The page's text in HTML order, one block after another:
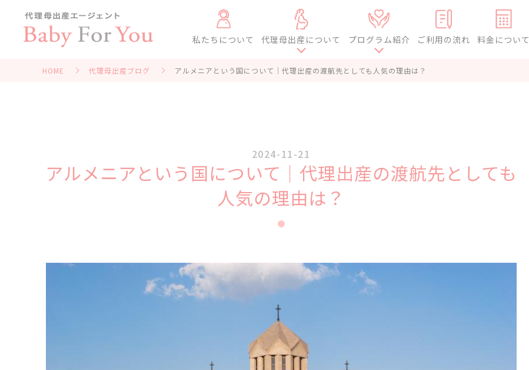
私たちについて 代理母出産について プログラム紹介 ご利用の流れ 料金について
HOME 代理母出産ブログ アルメニアという国について｜代理出産の渡航先としても人気の理由は？
2024-11-21
アルメニアという国について｜代理出産の渡航先としても
人気の理由は？